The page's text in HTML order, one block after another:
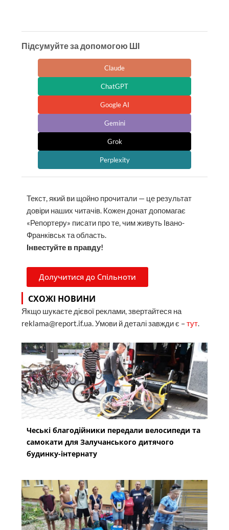
Підсумуйте за допомогою ШІ
Claude
ChatGPT
Google AI
Gemini
Grok
Perplexity
Текст, який ви щойно прочитали — це результат
довіри наших читачів. Кожен донат допомагає
«Репортеру» писати про те, чим живуть Івано-
Франківськ та область.
Інвестуйте в правду!
Долучитися до Спільноти
СХОЖІ НОВИНИ
Якщо шукаєте дієвої реклами, звертайтеся на
reklama@report.if.ua. Умови й деталі завжди є –тут.
Чеські благодійники передали велосипеди та
самокати для Залучанського дитячого
будинку-інтернату